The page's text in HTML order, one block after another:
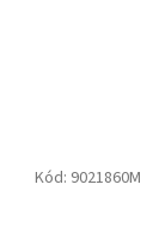
Kód: 9021860M